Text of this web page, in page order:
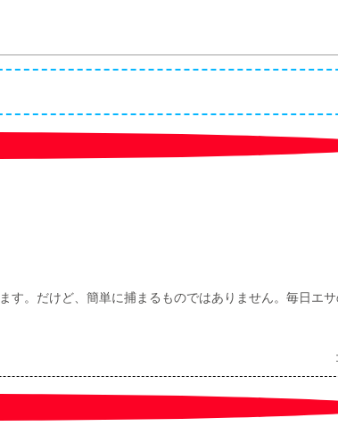
す。だけど、簡単に捕まるものではありません。毎日エ